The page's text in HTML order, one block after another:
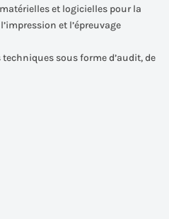
et logicielles pour la
et l’épreuvage
sous forme d’audit, de